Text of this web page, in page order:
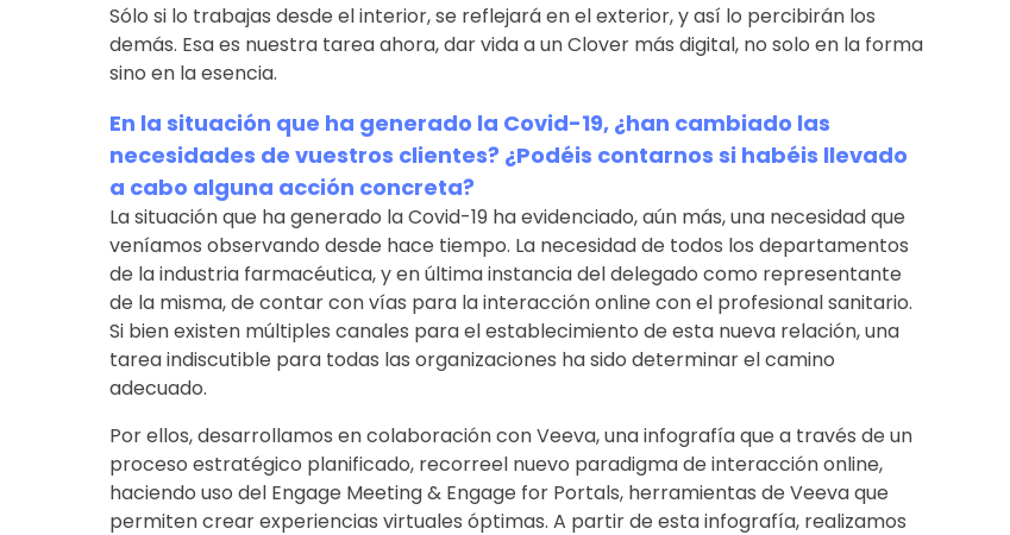
Sólo si lo trabajas desde el interior, se reflejará en el exterior, y así lo percibirán los
demás. Esa es nuestra tarea ahora, dar vida a un Clover más digital, no solo en la forma
sino en la esencia.
En la situación que ha generado la Covid-19, ¿han cambiado las
necesidades de vuestros clientes? ¿Podéis contarnos si habéis llevado
a cabo alguna acción concreta?
La situación que ha generado la Covid-19 ha evidenciado, aún más, una necesidad que
veníamos observando desde hace tiempo. La necesidad de todos los departamentos
de la industria farmacéutica, y en última instancia del delegado como representante
de la misma, de contar con vías para la interacción online con el profesional sanitario.
Si bien existen múltiples canales para el establecimiento de esta nueva relación, una
tarea indiscutible para todas las organizaciones ha sido determinar el camino
adecuado.
Por ellos, desarrollamos en colaboración con Veeva, una infografía que a través de un
proceso estratégico planificado, recorreel nuevo paradigma de interacción online,
haciendo uso del Engage Meeting & Engage for Portals, herramientas de Veeva que
permiten crear experiencias virtuales óptimas. A partir de esta infografía, realizamos